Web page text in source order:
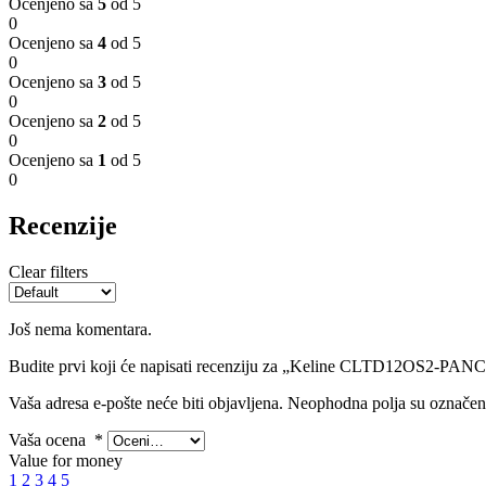
Ocenjeno sa 5 od 5
0
Ocenjeno sa 4 od 5
0
Ocenjeno sa 3 od 5
0
Ocenjeno sa 2 od 5
0
Ocenjeno sa 1 od 5
0
Recenzije
Clear filters
Još nema komentara.
Budite prvi koji će napisati recenziju za „Keline CLTD12OS2-
Vaša adresa e-pošte neće biti objavljena. Neophodna polja su
Vaša ocena *
Value for money
1 2 3 4 5